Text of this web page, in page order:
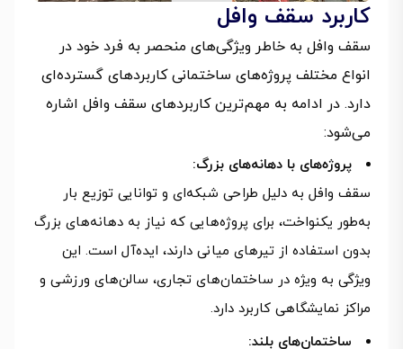
کاربرد سقف وافل
سقف وافل به خاطر ویژگی‌های منحصر به فرد خود در
انواع مختلف پروژه‌های ساختمانی کاربردهای گسترده‌ای
دارد. در ادامه به مهم‌ترین کاربردهای سقف وافل اشاره
می‌شود:
پروژه‌های با دهانه‌های بزرگ:
سقف وافل به دلیل طراحی شبکه‌ای و توانایی توزیع بار
به‌طور یکنواخت، برای پروژه‌هایی که نیاز به دهانه‌های بزرگ
بدون استفاده از تیرهای میانی دارند، ایده‌آل است. این
ویژگی به ویژه در ساختمان‌های تجاری، سالن‌های ورزشی و
مراکز نمایشگاهی کاربرد دارد.
ساختمان‌های بلند: